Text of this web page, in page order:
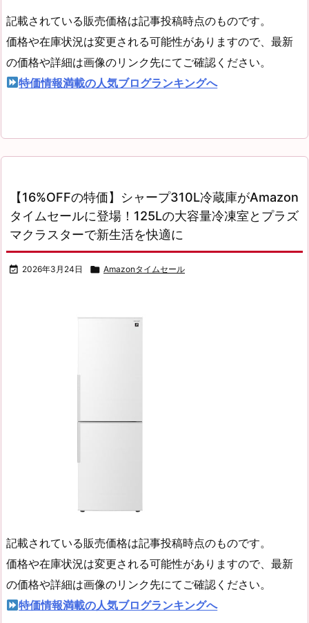
記載されている販売価格は記事投稿時点のものです。
価格や在庫状況は変更される可能性がありますので、最新
の価格や詳細は画像のリンク先にてご確認ください。
特価情報満載の人気ブログランキングへ
【16%OFFの特価】シャープ310L冷蔵庫がAmazon
タイムセールに登場！125Lの大容量冷凍室とプラズ
マクラスターで新生活を快適に
 2026年3月24日  Amazonタイムセール
記載されている販売価格は記事投稿時点のものです。
価格や在庫状況は変更される可能性がありますので、最新
の価格や詳細は画像のリンク先にてご確認ください。
特価情報満載の人気ブログランキングへ